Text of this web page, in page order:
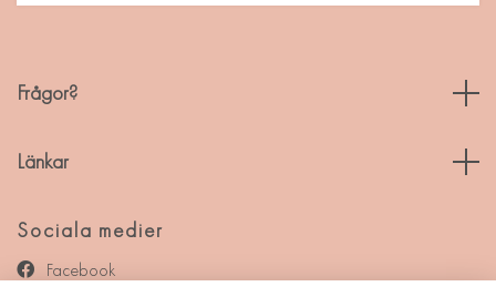
Frågor?
Länkar
Sociala medier
Facebook